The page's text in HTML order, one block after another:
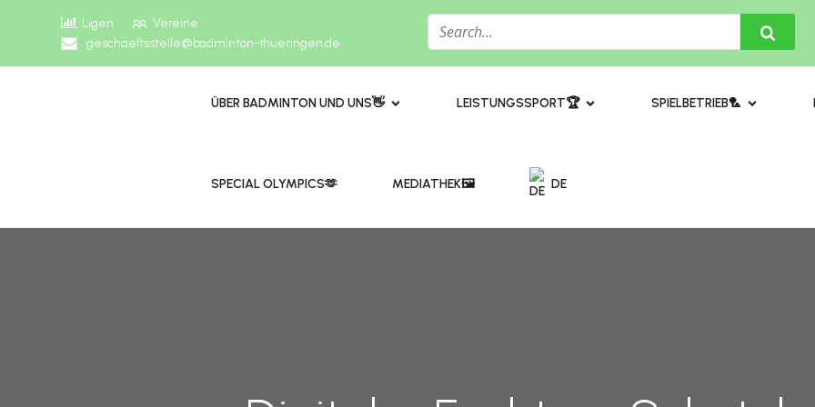
Ligen
Vereine
geschaeftsstelle@badminton-thueringen.de
ÜBER BADMINTON UND UNS👋 ​LEISTUNGSSPORT🏆 SPIELBETRIEB🏸
​​SPECIAL OLYMPICS🫶 MEDIATHEK🖼️​ DE